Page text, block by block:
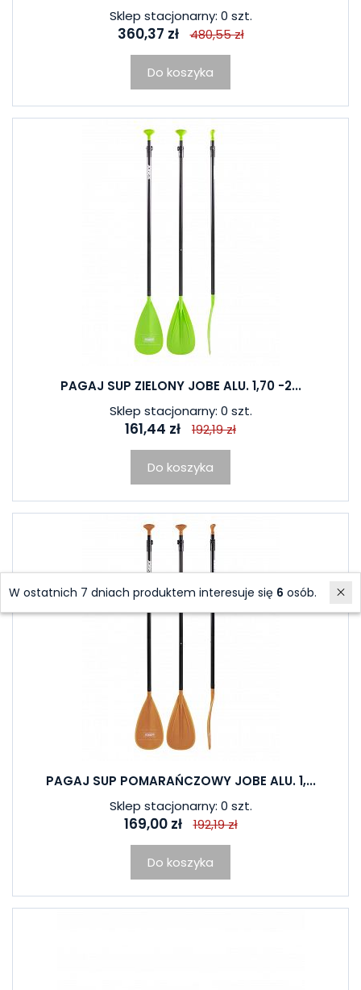
Sklep stacjonarny: 0 szt.
360,37 zł 480,55 zł
Do koszyka
PAGAJ SUP ZIELONY JOBE ALU. 1,70 -2...
Sklep stacjonarny: 0 szt.
161,44 zł 192,19 zł
Do koszyka
PAGAJ SUP POMARAŃCZOWY JOBE ALU. 1,...
Sklep stacjonarny: 0 szt.
169,00 zł 192,19 zł
Do koszyka
W ostatnich 7 dniach produktem interesuje się 6 osób.